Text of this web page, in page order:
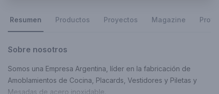
Resumen Productos Proyectos Magazine
Sobre nosotros
Somos una Empresa Argentina, líder en la fabricación de
Amoblamientos de Cocina, Placards, Vestidores y Piletas y
Mesadas de acero inoxidable.